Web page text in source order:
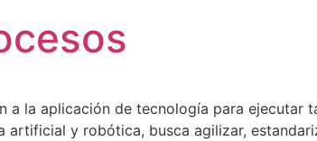
la aplicación de tecnología para ejecutar
artificial y robótica, busca agilizar,